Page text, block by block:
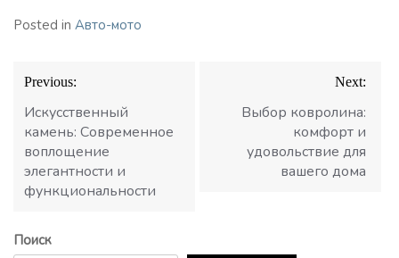
Posted in Авто-мото
Навигация
по
записям
Previous:
Искусственный
камень: Современное
воплощение
элегантности и
функциональности
Next:
Выбор ковролина:
комфорт и
удовольствие для
вашего дома
Поиск